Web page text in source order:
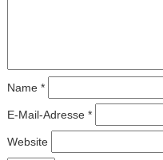
Name *
E-Mail-Adresse *
Website